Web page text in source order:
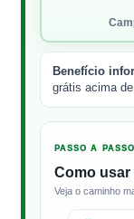
Benefício
grátis acima de
PASSO A PASSO
Como
Veja o caminho